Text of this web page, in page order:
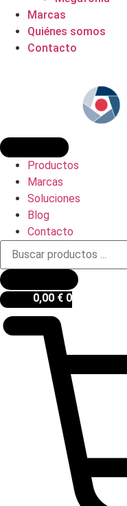
Marcas
Quiénes somos
Contacto
Productos
Marcas
Soluciones
Blog
Contacto
Búsqueda
productos
0,00 € 0